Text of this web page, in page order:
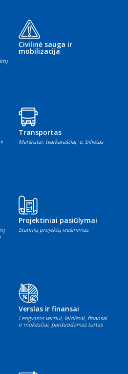
Civilinė sauga ir
mobilizacija
Transportas
Maršrutai, tvarkaraščiai, e. bilietas
Projektiniai pasiūlymai
Statinių projektų viešinimas
Verslas ir finansai
Lengvatos verslui, leidimai, finansai
ir mokesčiai, parduodamas turtas